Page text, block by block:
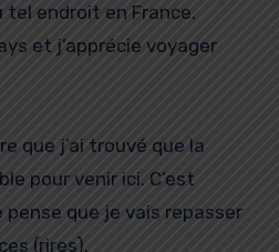
endroit en France.
et j’apprécie voyager
que j’ai trouvé que la
pour venir ici. C’est
que je vais repasser
(rires).